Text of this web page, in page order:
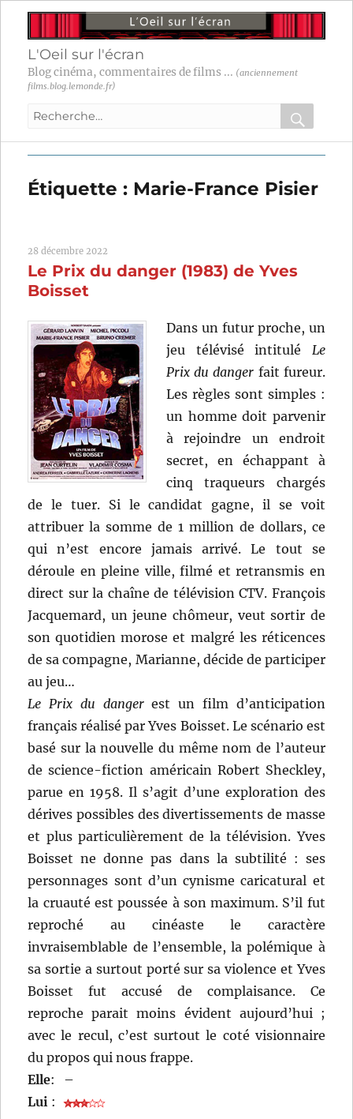
L'Oeil sur l'écran
Blog cinéma, commentaires de films ... (anciennement
films.blog.lemonde.fr)
Recherche
:
OK
Étiquette : Marie-France Pisier
28 décembre 2022
Le Prix du danger (1983) de Yves
Boisset
Dans un futur proche, un
jeu télévisé intitulé Le
Prix du danger fait fureur.
Les règles sont simples :
un homme doit parvenir
à rejoindre un endroit
secret, en échappant à
cinq traqueurs chargés
de le tuer. Si le candidat gagne, il se voit
attribuer la somme de 1 million de dollars, ce
qui n’est encore jamais arrivé. Le tout se
déroule en pleine ville, filmé et retransmis en
direct sur la chaîne de télévision CTV. François
Jacquemard, un jeune chômeur, veut sortir de
son quotidien morose et malgré les réticences
de sa compagne, Marianne, décide de participer
au jeu…
Le Prix du dangerest un film d’anticipation
français réalisé par Yves Boisset. Le scénario est
basé sur la nouvelle du même nom de l’auteur
de science-fiction américain Robert Sheckley,
parue en 1958. Il s’agit d’une exploration des
dérives possibles des divertissements de masse
et plus particulièrement de la télévision. Yves
Boisset ne donne pas dans la subtilité : ses
personnages sont d’un cynisme caricatural et
la cruauté est poussée à son maximum. S’il fut
reproché au cinéaste le caractère
invraisemblable de l’ensemble, la polémique à
sa sortie a surtout porté sur sa violence et Yves
Boisset fut accusé de complaisance. Ce
reproche parait moins évident aujourd’hui ;
avec le recul, c’est surtout le coté visionnaire
du propos qui nous frappe.
Elle:
–
Lui :